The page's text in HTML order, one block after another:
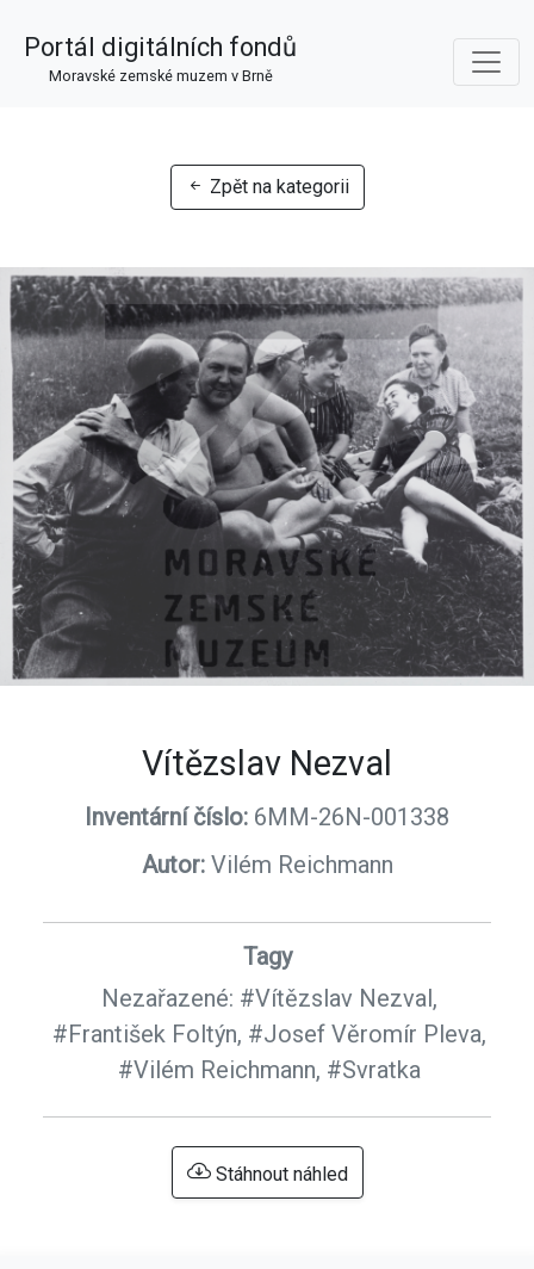
Portál digitálních fondů
Moravské zemské muzem v Brně
Zpět na kategorii
Vítězslav Nezval
Inventární číslo: 6MM-26N-001338
Autor: Vilém Reichmann
Tagy
Nezařazené: #Vítězslav Nezval,
#František Foltýn, #Josef Věromír Pleva,
#Vilém Reichmann, #Svratka
Stáhnout náhled